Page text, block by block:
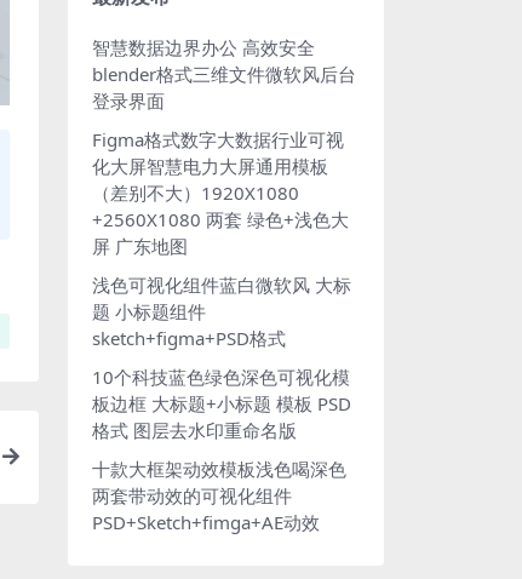
智慧数据边界办公 高效安全
blender格式三维文件微软风后台
登录界面
Figma格式数字大数据行业可视
化大屏智慧电力大屏通用模板
（差别不大）1920X1080
+2560X1080 两套 绿色+浅色大
屏 广东地图
浅色可视化组件蓝白微软风 大标
题 小标题组件
sketch+figma+PSD格式
10个科技蓝色绿色深色可视化模
板边框 大标题+小标题 模板 PSD
格式 图层去水印重命名版
十款大框架动效模板浅色喝深色
两套带动效的可视化组件
PSD+Sketch+fimga+AE动效